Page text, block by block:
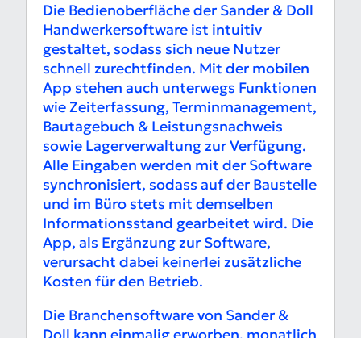
Die Bedienoberfläche der Sander & Doll
Handwerkersoftware ist intuitiv
gestaltet, sodass sich neue Nutzer
schnell zurechtfinden. Mit der mobilen
App stehen auch unterwegs Funktionen
wie Zeiterfassung, Terminmanagement,
Bautagebuch & Leistungsnachweis
sowie Lagerverwaltung zur Verfügung.
Alle Eingaben werden mit der Software
synchronisiert, sodass auf der Baustelle
und im Büro stets mit demselben
Informationsstand gearbeitet wird. Die
App, als Ergänzung zur Software,
verursacht dabei keinerlei zusätzliche
Kosten für den Betrieb.
Die Branchensoftware von Sander &